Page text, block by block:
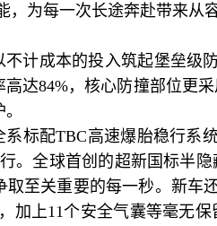
，为每一次长途奔赴带来从容
不计成本的投入筑起堡垒级
高达84%，核心防撞部位更采
系标配TBC高速爆胎稳行系
。全球首创的超新国标半
至关重要的每一秒。 新车
加上11个安全气囊等毫无保